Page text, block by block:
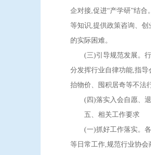
企对接,促进“产学研”结
等知识,提供政策咨询、
的实际困难。
(三)引导规范发展。行
分发挥行业自律功能,指
抬物价、囤积居奇等不法
(四)落实入会自愿、退
五、相关工作要求
(一)抓好工作落实。各
等日常工作,规范行业协会